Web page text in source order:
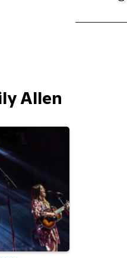
Allen